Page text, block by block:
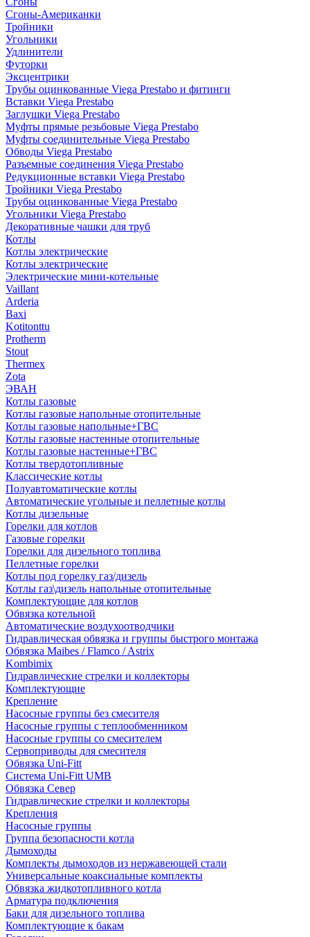
Сгоны-Американки
Тройники
Угольники
Удлинители
Футорки
Эксцентрики
Трубы оцинкованные Viega Prestabo и фитинги
Вставки Viega Prestabo
Заглушки Viega Prestabo
Муфты прямые резьбовые Viega Prestabo
Муфты соединительные Viega Prestabo
Обводы Viega Prestabo
Разъемные соединения Viega Prestabo
Редукционные вставки Viega Prestabo
Тройники Viega Prestabo
Трубы оцинкованные Viega Prestabo
Угольники Viega Prestabo
Декоративные чашки для труб
Котлы
Котлы электрические
Котлы электрические
Электрические мини-котельные
Vaillant
Arderia
Baxi
Kotitonttu
Protherm
Stout
Thermex
Zota
ЭВАН
Котлы газовые
Котлы газовые напольные отопительные
Котлы газовые напольные+ГВС
Котлы газовые настенные отопительные
Котлы газовые настенные+ГВС
Котлы твердотопливные
Классические котлы
Полуавтоматические котлы
Автоматические угольные и пеллетные котлы
Котлы дизельные
Горелки для котлов
Газовые горелки
Горелки для дизельного топлива
Пеллетные горелки
Котлы под горелку газ/дизель
Котлы газ\дизель напольные отопительные
Комплектующие для котлов
Обвязка котельной
Автоматические воздухоотводчики
Гидравлическая обвязка и группы быстрого монтажа
Обвязка Maibes / Flamco / Astrix
Kombimix
Гидравлические стрелки и коллекторы
Комплектующие
Крепление
Насосные группы без смесителя
Насосные группы с теплообменником
Насосные группы со смесителем
Сервоприводы для смесителя
Обвязка Uni-Fitt
Система Uni-Fitt UMB
Обвязка Север
Гидравлические стрелки и коллекторы
Крепления
Насосные группы
Группа безопасности котла
Дымоходы
Комплекты дымоходов из нержавеющей стали
Универсальные коаксиальные комплекты
Обвязка жидкотопливного котла
Арматура подключения
Баки для дизельного топлива
Комплектующие к бакам